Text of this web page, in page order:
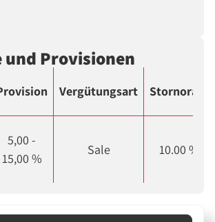
und Provisionen
Vergütungsart Stornorate
5,00 -
15,00 %
Sale 10.00 %